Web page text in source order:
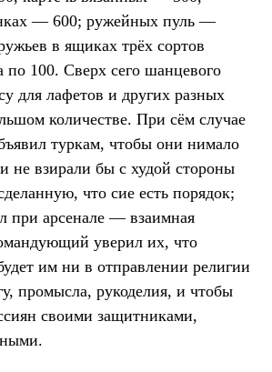
— 600; ружейных пуль —
в ящиках трёх сортов
по 100. Сверх сего шанцевого
для лафетов и других разных
количестве. При сём случае
туркам, чтобы они нимало
не взирали бы с худой стороны
что сие есть порядок;
при арсенале — взаимная
уверил их, что
им ни в отправлении религии
промысла, рукоделия, и чтобы
своими защитниками,